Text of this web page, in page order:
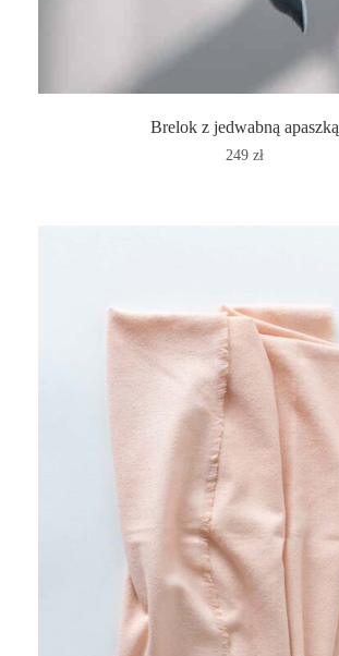
Brelok z jedwabną apaszką
249 zł